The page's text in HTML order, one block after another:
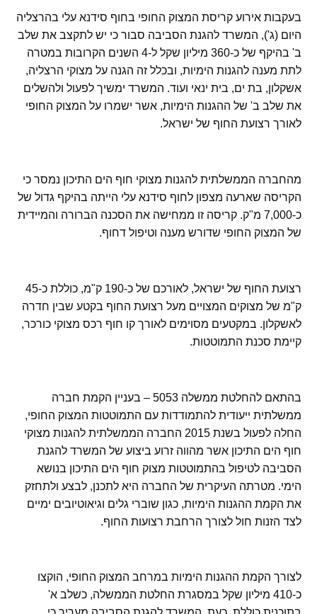
בעקבות אירוע קריסת המצוק החופי בחוף סידנא עלי בהרצליה
היום (ג'), המשרד להגנת הסביבה סבור כי יש לתקצב את שלב
ב' בהיקף של כ-360 מיליון שקל ל-4 השנים הקרובות במטרה
לתת מענה להגנות הימיות, ובכלל זה הגנה על מצוקי הרצליה,
אשקלון, בת ים, בית ינאי ועוד. המשרד ימשיך לפעול ולהשלים
את שלב ב' של ההגנות הימיות, אשר ישמרו על המצוק החופי
לאורך רצועת החוף של ישראל.
מהחברה הממשלתית להגנות מצוקי חוף הים התיכון נמסר כי
הקריסה שארעה מצפון לחוף סידנא עלי הייתה בהיקף גדול של
כ-7,000 מ"ק. קריסה זו ממחישה את הסכנה הברורה והמיידית
של המצוק החופי שדורש מענה וטיפול דחוף.
רצועת החוף של ישראל, לאורכם של כ-190 ק"מ, כוללת כ-45
ק"מ של מצוקים המצויים מעל רצועת החוף בקטע שבין חדרה
לאשקלון. במקטעים מסוימים לאורך קו חוף רכס מצוקי כורכר,
קיימת סכנת התמוטטות.
בהתאם להחלטת ממשלה 5053 – בעניין הקמת חברה
ממשלתית ייעודית להתמודדות עם התמוטטות המצוק החופי,
החלה לפעול בשנת 2015 החברה הממשלתית להגנות מצוקי
חוף הים התיכון אשר מהווה זרוע ביצוע של המשרד להגנת
הסביבה לטיפול בהתמוטטות מצוק חוף הים התיכון בנושא
הימי. מטרתה העיקרית של החברה היא לתכנן, לבצע ולתחזק
את הקמת ההגנות הימיות, כגון שוברי גלים וגיאוטיובים ימיים
לצד הזנות חול לצורך הרחבת רצועות החוף.
לצורך הקמת ההגנות הימיות במרחב המצוק החופי, הוקצו
כ-410 מיליון שקל במסגרת החלטת הממשלה, כשלב א'